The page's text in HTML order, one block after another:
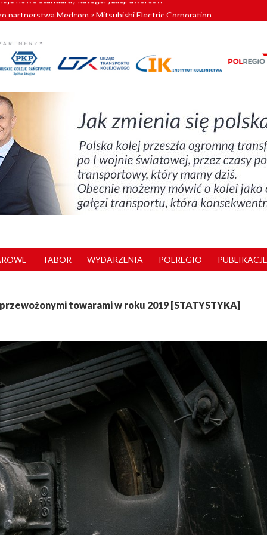
partnerstwa Medcom z Mitsubishi Electric Corporation
znów szuka dostawcy nowych EZT
kolejowych w północnej Wielkopolsce. Łatwiejsze dojazdy do pracy i
nowe standardy kategoryzacji dworców
TABOR WYDARZENIA POLREGIO
towarami w roku 2019 [STATYSTYKA]